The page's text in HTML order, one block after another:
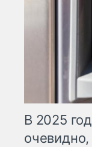
В 2025
очевидно,